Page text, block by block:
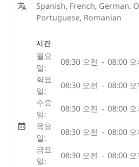
Spanish, French, German,
Portuguese, Romanian
시간
월요
일:
08:30 오전 - 08:00 오
화요
일:
08:30 오전 - 08:00 오
수요
일:
08:30 오전 - 08:00 오
목요
일:
08:30 오전 - 08:00 오
금요
일:
08:30 오전 - 08:00 오